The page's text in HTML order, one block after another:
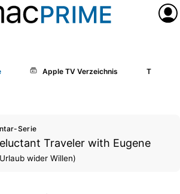
Apple TV Verzeichnis The
Serie
Traveler with Eugene
wider Willen)